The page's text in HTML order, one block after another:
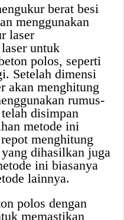
berat besi
menggunakan
laser
untuk
polos, seperti
Setelah dimensi
akan menghitung
rumus-
disimpan
metode ini
menghitung
dihasilkan juga
ini biasanya
lainnya.
polos dengan
memastikan